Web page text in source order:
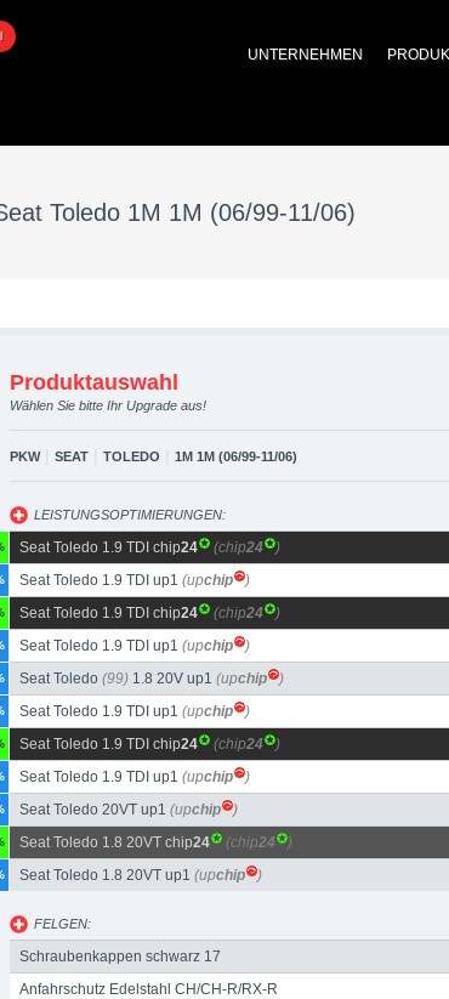
(06/99-11/06)
UNTERNEHMEN
Toledo 1M 1M (06/99-11/06)
Produktauswahl
Wählen Sie bitte Ihr Upgrade aus!
PKW| SEAT TOLEDO 1M 1M (06/99-11/06)
LEISTUNGSOPTIMIERUNGEN:
Seat Toledo 1.9 TDI chip24 (chip24 )
Seat Toledo 1.9 TDI up1 (upchip )
Seat Toledo 1.9 TDI chip24 (chip24 )
Seat Toledo 1.9 TDI up1 (upchip )
Seat Toledo (99) 1.8 20V up1 (upchip )
Seat Toledo 1.9 TDI up1 (upchip )
Seat Toledo 1.9 TDI chip24 (chip24 )
Seat Toledo 1.9 TDI up1 (upchip )
Seat Toledo 20VT up1 (upchip )
Seat Toledo 1.8 20VT chip24 (chip24 )
Seat Toledo 1.8 20VT up1 (upchip )
FELGEN:
Schraubenkappen schwarz 17
Anfahrschutz Edelstahl CH/CH-R/RX-R